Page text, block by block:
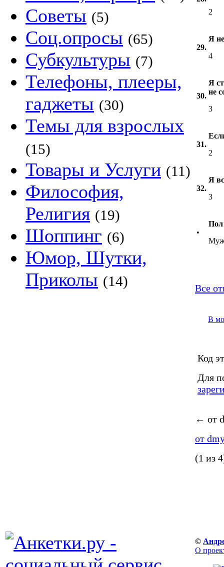
Советы (5)
Соц.опросы (65)
Субкультуры (7)
Телефоны, плееры,
гаджеты (30)
Темы для взрослых
(15)
Товары и Услуги (11)
Философия,
Религия (19)
Шоппинг (6)
Юмор, Шутки,
Приколы (14)
2
29.
Я
4
30.
Я
не
3
31.
2
32.
Я
3
•
Пол
Все
В
Код
Для
← от
от
(1 из
©
О